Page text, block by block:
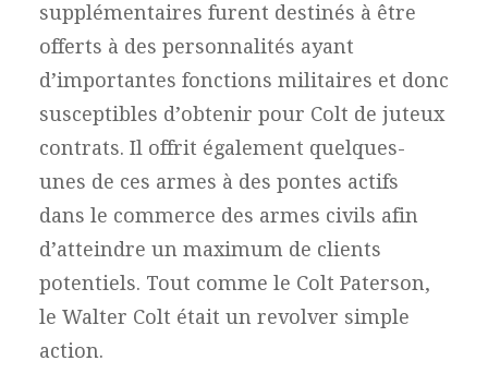
supplémentaires furent destinés à être
offerts à des personnalités ayant
d’importantes fonctions militaires et donc
susceptibles d’obtenir pour Colt de juteux
contrats. Il offrit également quelques-
unes de ces armes à des pontes actifs
dans le commerce des armes civils afin
d’atteindre un maximum de clients
potentiels. Tout comme le Colt Paterson,
le Walter Colt était un revolver simple
action.